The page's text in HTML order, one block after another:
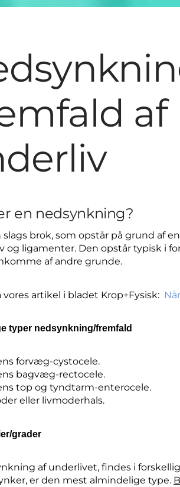
en nedsynkning?
slags brok, som opstår på grund af
og ligamenter. Den opstår typisk i
af andre grunde.
vores artikel i bladet Krop+Fysisk:
typer nedsynkning/fremfald
forvæg-cystocele.
bagvæg-rectocele.
top og tyndtarm-enterocele.
eller livmoderhals.
grader
af underlivet, findes i
er den mest almindelige type.